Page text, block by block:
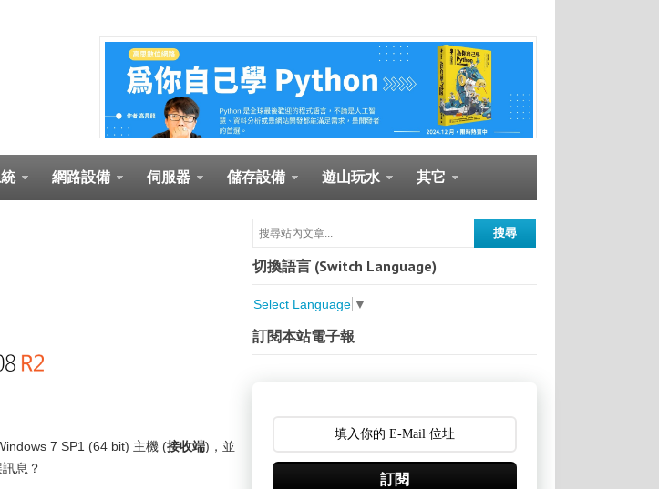
網路設備 伺服器 儲存設備 遊山玩水 其它
7 SP1 (64 bit) 主機 (接收端)，並
息？
切換語言 (Switch Language)
Select Language ▼
訂閱本站電子報
訂閱